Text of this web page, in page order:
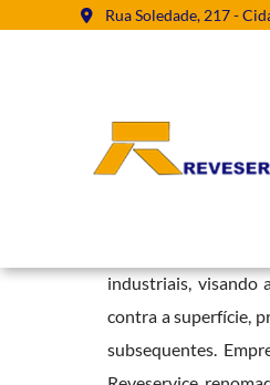
Rua Soledade, 217 -
Jateamento
industriais, visando
contra a superfície,
subsequentes.